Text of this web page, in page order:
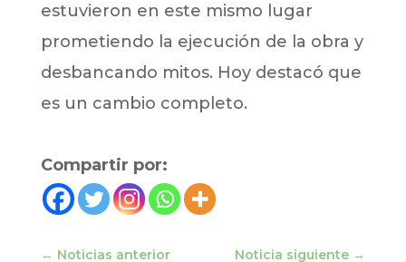
estuvieron en este mismo lugar
prometiendo la ejecución de la obra y
desbancando mitos. Hoy destacó que
es un cambio completo.
Compartir por:
← Noticias anterior Noticia siguiente →